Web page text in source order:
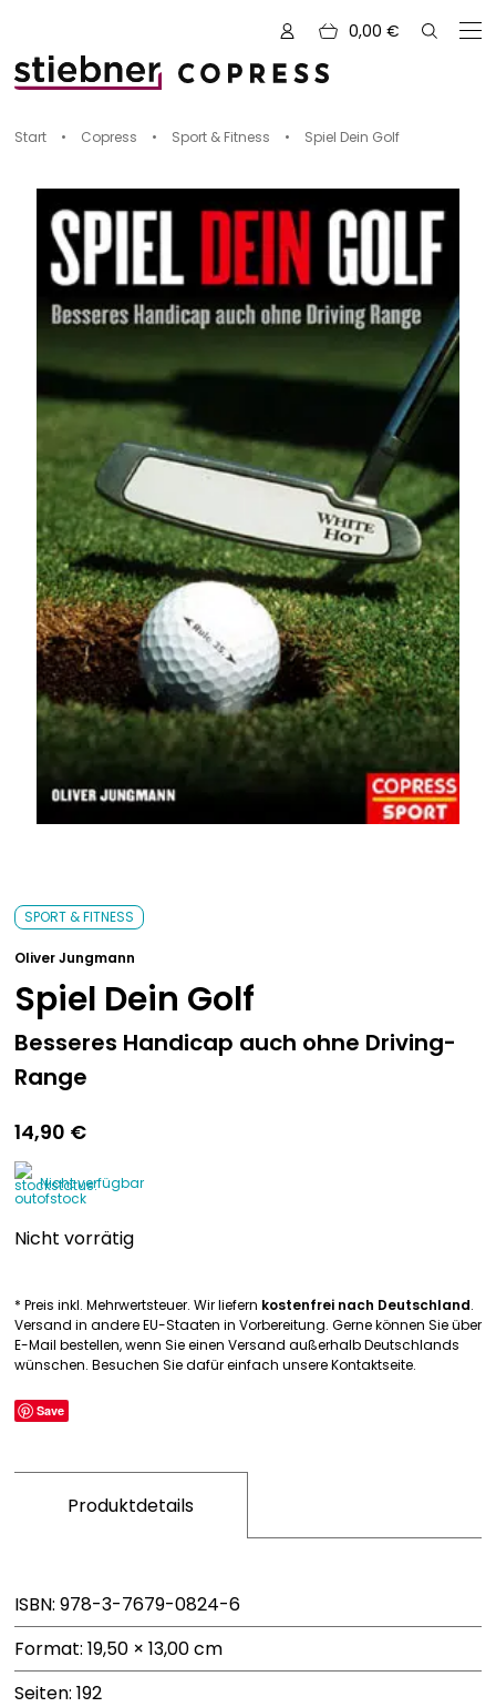
0,00 €
Alle Bücher
Neue Bücher
Kreativ mit Garn
Zeichnen, Gestalten & Design
Kulinarik & Genuss
Abenteuer & Outdoor
Bavarica & Karikaturen
Vorschauen
Sale
Start • Copress • Sport & Fitness • Spiel Dein Golf
SPORT & FITNESS
Oliver Jungmann
Spiel Dein Golf
Besseres Handicap auch ohne Driving-
Range
14,90 €
Nicht verfügbar
Nicht vorrätig
* Preis inkl. Mehrwertsteuer. Wir liefern kostenfrei nach Deutschland.
Versand in andere EU-Staaten in Vorbereitung. Gerne können Sie über
E-Mail bestellen, wenn Sie einen Versand außerhalb Deutschlands
wünschen. Besuchen Sie dafür einfach unsere Kontaktseite.
Save
Produktdetails
ISBN: 978-3-7679-0824-6
Format: 19,50 × 13,00 cm
Seiten: 192